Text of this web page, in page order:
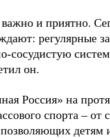
и приятно.
регулярные
сосудистую
он.
Россия» на
спорта – от
детям